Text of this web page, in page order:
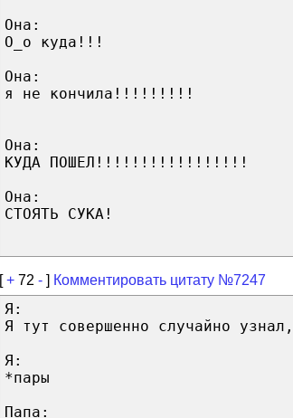
Она:
O_o куда!!!
Она:
я не кончила!!!!!!!!!
Она:
КУДА ПОШЕЛ!!!!!!!!!!!!!!!!!
Она:
СТОЯТЬ СУКА!
[+ 72 - ] Комментировать цитату №7247
Я:
Я тут совершенно случайно
Я:
*пары
Папа: